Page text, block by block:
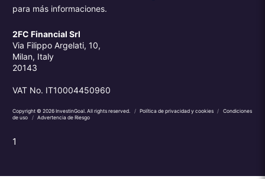
para más informaciones.
2FC Financial Srl
Via Filippo Argelati, 10,
Milan, Italy
20143
VAT No. IT10004450960
Copyright © 2026 InvestinGoal. All rights reserved. / Política de privacidad y cookies /
Condiciones
de uso
/ Advertencia de Riesgo
1